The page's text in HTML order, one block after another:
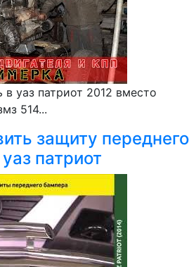
в уаз патриот 2012 вместо
514...
защиту переднего
патриот